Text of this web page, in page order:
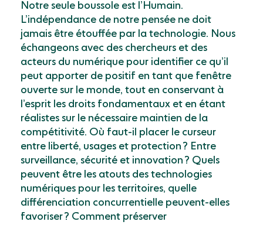
Notre seule boussole est l’Humain.
L’indépendance de notre pensée ne doit
jamais être étouffée par la technologie. Nous
échangeons avec des chercheurs et des
acteurs du numérique pour identifier ce qu’il
peut apporter de positif en tant que fenêtre
ouverte sur le monde, tout en conservant à
l’esprit les droits fondamentaux et en étant
réalistes sur le nécessaire maintien de la
compétitivité. Où faut-il placer le curseur
entre liberté, usages et protection ? Entre
surveillance, sécurité et innovation ? Quels
peuvent être les atouts des technologies
numériques pour les territoires, quelle
différenciation concurrentielle peuvent-elles
favoriser ? Comment préserver